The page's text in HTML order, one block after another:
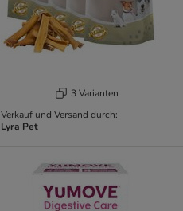
3 Varianten
Verkauf und Versand durch:
Lyra Pet